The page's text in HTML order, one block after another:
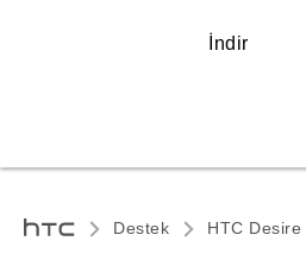
İndir
Destek HTC Desire